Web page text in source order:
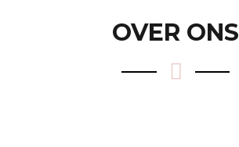
OVER ONS